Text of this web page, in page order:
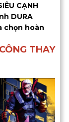
CẠNH
DURA
chọn hoàn
THAY